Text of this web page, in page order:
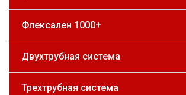
Флексален 1000+
Двухтрубная система
Трехтрубная система